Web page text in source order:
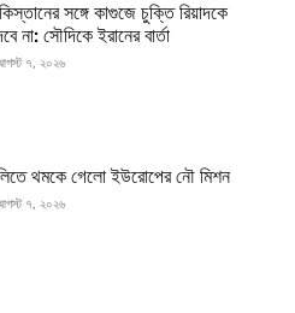
সঙ্গে কাগুজে চুক্তি রিয়াদকে
না: সৌদিকে ইরানের বার্তা
৭, ২০২৬
থমকে গেলো ইউরোপের নৌ মিশন
৭, ২০২৬